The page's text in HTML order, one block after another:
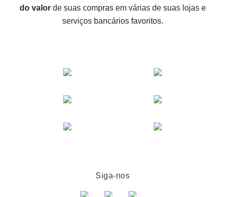
O melhor serviço de cashback para o Aliexpress -
vamos comparar ofertas
do valorde suas compras em várias de suas lojas e
serviços bancários favoritos.
Siga-nos